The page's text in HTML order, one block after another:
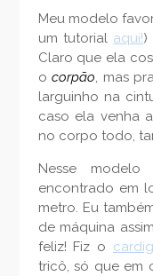
Meu modelo
um tutorial aqui!)
Claro que ela
ocorpão, mas
larguinho na
caso ela venha
no corpo todo,
Nesse
encontrado em
metro. Eu
de máquina
feliz! Fiz o
tricô, só que em